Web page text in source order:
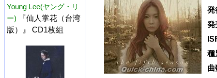
Young Lee(ヤング・リ
ー)
『仙人掌花（台湾
版）』 CD1枚組
発
発
種
曲